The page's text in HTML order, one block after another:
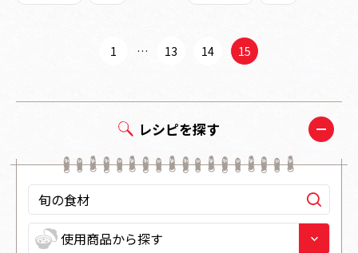
1 … 13 14 15
レシピを探す